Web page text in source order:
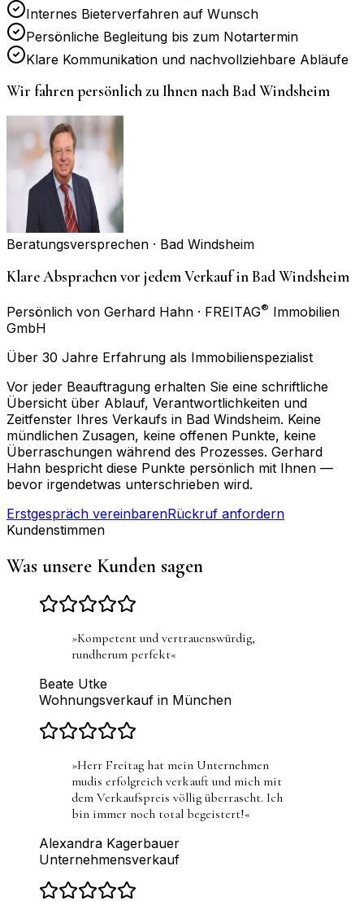
Internes Bieterverfahren auf Wunsch
Persönliche Begleitung bis zum Notartermin
Klare Kommunikation und nachvollziehbare Abläufe
Wir fahren persönlich zu Ihnen nachBad Windsheim
Beratungsversprechen · Bad Windsheim
Klare Absprachen vor jedem Verkauf in Bad Windsheim
Persönlich von Gerhard Hahn · FREITAG® Immobilien
GmbH
Über 30 Jahre Erfahrung als Immobilienspezialist
Vor jeder Beauftragung erhalten Sie eine schriftliche
Übersicht über Ablauf, Verantwortlichkeiten und
Zeitfenster Ihres Verkaufs in Bad Windsheim. Keine
mündlichen Zusagen, keine offenen Punkte, keine
Überraschungen während des Prozesses. Gerhard
Hahn bespricht diese Punkte persönlich mit Ihnen —
bevor irgendetwas unterschrieben wird.
Erstgespräch vereinbarenRückruf anfordern
Kundenstimmen
Was unsere Kunden sagen
»Kompetent und vertrauenswürdig,
rundherum perfekt«
Beate Utke
Wohnungsverkauf in München
»Herr Freitag hat mein Unternehmen
mudis erfolgreich verkauft und mich mit
dem Verkaufspreis völlig überrascht. Ich
bin immer noch total begeistert!«
Alexandra Kagerbauer
Unternehmensverkauf